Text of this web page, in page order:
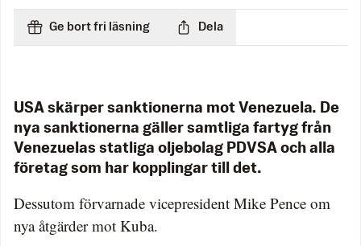
Ge bort fri läsning Dela
USA skärper sanktionerna mot Venezuela. De
nya sanktionerna gäller samtliga fartyg från
Venezuelas statliga oljebolag PDVSA och alla
företag som har kopplingar till det.
Dessutom förvarnade vicepresident Mike Pence om
nya åtgärder mot Kuba.